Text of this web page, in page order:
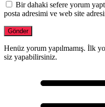
Bir dahaki sefere yorum
posta adresimi ve web site
Henüz yorum yapılmamış. İlk
siz yapabilirsiniz.